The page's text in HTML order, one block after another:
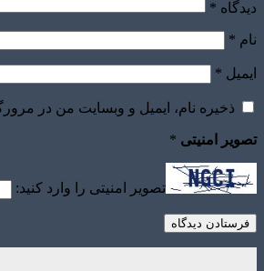
دیدگاه *
نام *
ایمیل *
ذخیره نام، ایمیل و وبسایت من در
تصویر امنیتی *
تصویر امنیتی را وارد کنید: